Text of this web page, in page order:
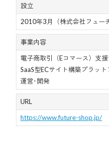
設立
2010年3月（株式会社フュー
事業内容
電子商取引（Eコマース）支
SaaS型ECサイト構築プラッ
運営･開発
URL
https://www.future-shop.jp/